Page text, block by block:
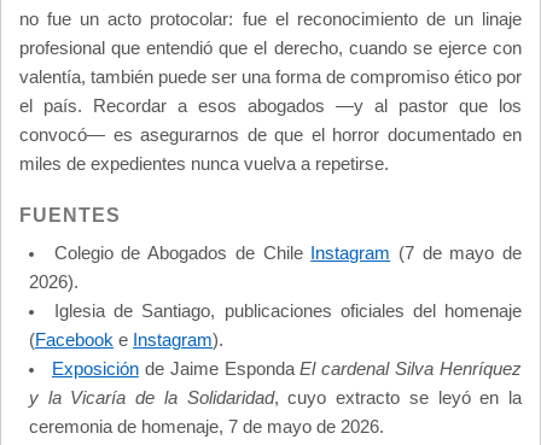
no fue un acto protocolar: fue el reconocimiento de un linaje
profesional que entendió que el derecho, cuando se ejerce con
valentía, también puede ser una forma de compromiso ético por
el país. Recordar a esos abogados —y al pastor que los
convocó— es asegurarnos de que el horror documentado en
miles de expedientes nunca vuelva a repetirse.
FUENTES
Colegio de Abogados de Chile Instagram (7 de mayo de
2026).
Iglesia de Santiago, publicaciones oficiales del homenaje
(Facebook e Instagram).
Exposiciónde Jaime EspondaEl cardenal Silva Henríquez
y la Vicaría de la Solidaridad, cuyo extracto se leyó en la
ceremonia de homenaje, 7 de mayo de 2026.